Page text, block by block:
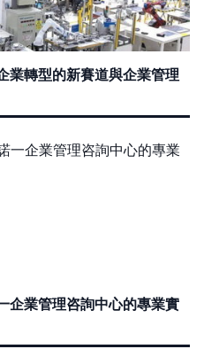
業轉型的新賽道與企業管理
企業管理咨詢中心的專業實